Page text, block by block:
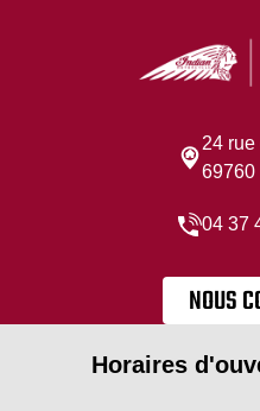
24
69760
04 37
NOUS
Horaires